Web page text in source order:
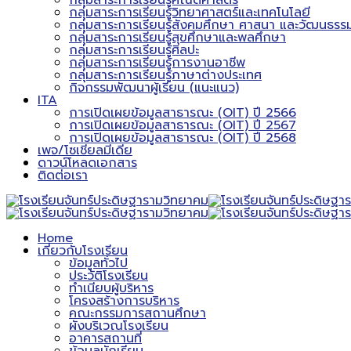
กลุ่มสาระการเรียนรู้วิทยาศาสตร์และเทคโนโลยี
กลุ่มสาระการเรียนรู้สังคมศึกษา ศาสนา และวัฒนธรร
กลุ่มสาระการเรียนรู้สุขศึกษาและพลศึกษา
กลุ่มสาระการเรียนรู้ศิลปะ
กลุ่มสาระการเรียนรู้การงานอาชีพ
กลุ่มสาระการเรียนรู้ภาษาต่างประเทศ
กิจกรรมพัฒนาผู้เรียน (แนะแนว)
ITA
การเปิดเผยข้อมูลสาธารณะ (OIT) ปี 2566
การเปิดเผยข้อมูลสาธารณะ (OIT) ปี 2567
การเปิดเผยข้อมูลสาธารณะ (OIT) ปี 2568
เพจ/โซเชียลมีเดีย
ดาวน์โหลดเอกสาร
ติดต่อเรา
Home
เกี่ยวกับโรงเรียน
ข้อมูลทั่วไป
ประวัติโรงเรียน
ทำเนียบผู้บริหาร
โครงสร้างการบริหาร
คณะกรรมการสถานศึกษา
ผังบริเวณโรงเรียน
อาคารสถานที่